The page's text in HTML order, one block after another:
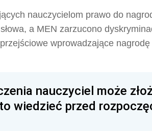
nauczycielom prawo do
a MEN zarzucono
wprowadzające
nauczyciel może
wiedzieć przed